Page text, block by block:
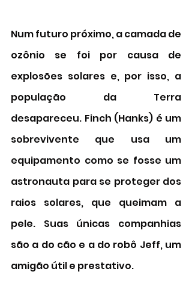
Num futuro próximo, a camada de
ozônio se foi por causa de
explosões solares e, por isso, a
população da Terra
desapareceu. Finch (Hanks) é um
sobrevivente que usa um
equipamento como se fosse um
astronauta para se proteger dos
raios solares, que queimam a
pele. Suas únicas companhias
são a do cão e a do robô Jeff, um
amigão útil e prestativo.